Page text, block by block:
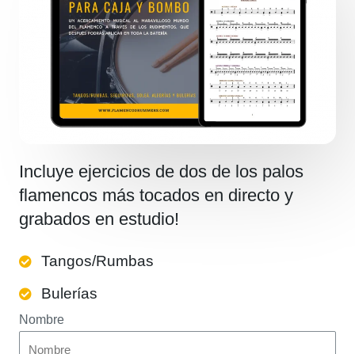
Incluye ejercicios de dos de los palos
flamencos más tocados en directo y
grabados en estudio!
Tangos/Rumbas
Bulerías
Nombre